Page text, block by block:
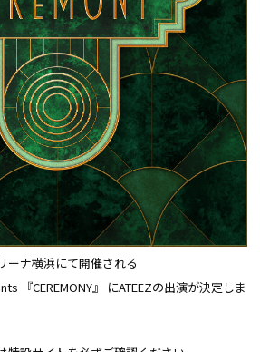
ーナ横浜にて開催される
『CEREMONY』 にATEEZの出演が決定しま